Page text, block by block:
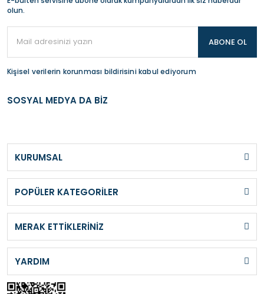
olun.
ABONE OL
Kişisel verilerin korunması bildirisini kabul ediyorum
SOSYAL MEDYA DA BİZ
KURUMSAL
POPÜLER KATEGORİLER
MERAK ETTİKLERİNİZ
YARDIM